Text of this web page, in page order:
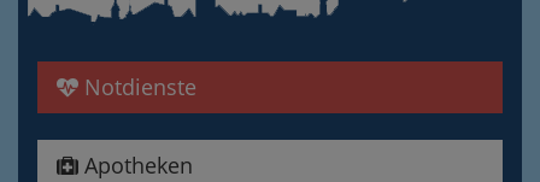
Notdienste
Apotheken